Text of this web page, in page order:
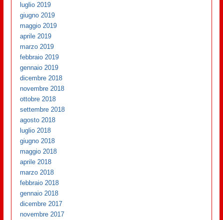
luglio 2019
giugno 2019
maggio 2019
aprile 2019
marzo 2019
febbraio 2019
gennaio 2019
dicembre 2018
novembre 2018
ottobre 2018
settembre 2018
agosto 2018
luglio 2018
giugno 2018
maggio 2018
aprile 2018
marzo 2018
febbraio 2018
gennaio 2018
dicembre 2017
novembre 2017